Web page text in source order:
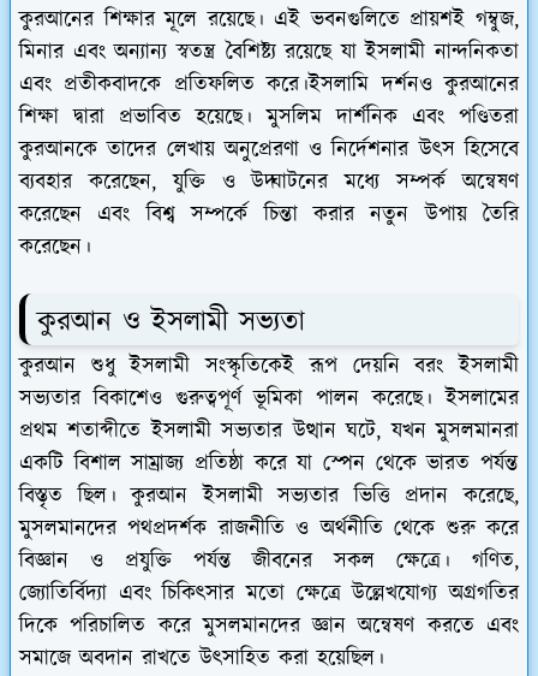
কুরআনের শিক্ষার মূলে রয়েছে। এই ভবনগুলিতে প্রায়শই গম্বুজ,
মিনার এবং অন্যান্য স্বতন্ত্র বৈশিষ্ট্য রয়েছে যা ইসলামী নান্দনিকতা
এবং প্রতীকবাদকে প্রতিফলিত করে।ইসলামি দর্শনও কুরআনের
শিক্ষা দ্বারা প্রভাবিত হয়েছে। মুসলিম দার্শনিক এবং পণ্ডিতরা
কুরআনকে তাদের লেখায় অনুপ্রেরণা ও নির্দেশনার উৎস হিসেবে
ব্যবহার করেছেন, যুক্তি ও উদ্ঘাটনের মধ্যে সম্পর্ক অন্বেষণ
করেছেন এবং বিশ্ব সম্পর্কে চিন্তা করার নতুন উপায় তৈরি
করেছেন।
কুরআন ও ইসলামী সভ্যতা
কুরআন শুধু ইসলামী সংস্কৃতিকেই রূপ দেয়নি বরং ইসলামী
সভ্যতার বিকাশেও গুরুত্বপূর্ণ ভূমিকা পালন করেছে। ইসলামের
প্রথম শতাব্দীতে ইসলামী সভ্যতার উত্থান ঘটে, যখন মুসলমানরা
একটি বিশাল সাম্রাজ্য প্রতিষ্ঠা করে যা স্পেন থেকে ভারত পর্যন্ত
বিস্তৃত ছিল।কুরআন ইসলামী সভ্যতার ভিত্তি প্রদান করেছে,
মুসলমানদের পথপ্রদর্শকরাজনীতি ও অর্থনীতি থেকে শুরু করে
বিজ্ঞান ও প্রযুক্তি পর্যন্ত জীবনের সকল ক্ষেত্রে। গণিত,
জ্যোতির্বিদ্যা এবং চিকিৎসার মতো ক্ষেত্রে উল্লেখযোগ্য অগ্রগতির
দিকে পরিচালিত করে মুসলমানদের জ্ঞান অন্বেষণ করতে এবং
সমাজে অবদান রাখতে উত্সাহিত করা হয়েছিল।